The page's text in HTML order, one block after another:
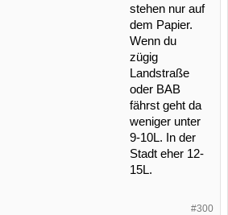
stehen nur auf
dem Papier.
Wenn du
zügig
Landstraße
oder BAB
fährst geht da
weniger unter
9-10L. In der
Stadt eher 12-
15L.
#300